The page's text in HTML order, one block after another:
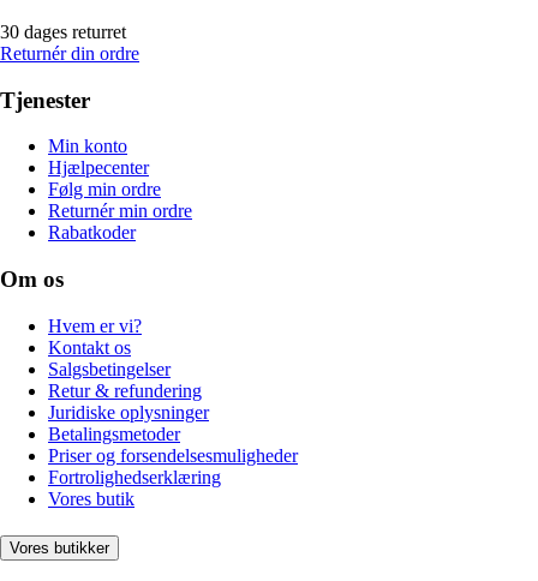
30 dages returret
Returnér din ordre
Tjenester
Min konto
Hjælpecenter
Følg min ordre
Returnér min ordre
Rabatkoder
Om os
Hvem er vi?
Kontakt os
Salgsbetingelser
Retur & refundering
Juridiske oplysninger
Betalingsmetoder
Priser og forsendelsesmuligheder
Fortrolighedserklæring
Vores butik
Vores butikker